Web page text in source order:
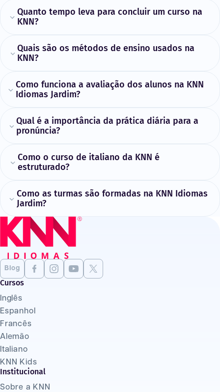
Quanto tempo leva para concluir um curso na
KNN?
Quais são os métodos de ensino usados na
KNN?
Como funciona a avaliação dos alunos na KNN
Idiomas Jardim?
Qual é a importância da prática diária para a
pronúncia?
Como o curso de italiano da KNN é
estruturado?
Como as turmas são formadas na KNN Idiomas
Jardim?
Blog
Cursos
Inglês
Espanhol
Francês
Alemão
Italiano
KNN Kids
Institucional
Sobre a KNN